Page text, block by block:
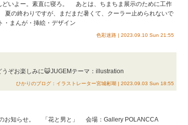
いよー。素直に寝ろ。 あとは、ちまちま展示のために工作
の終わりですが、まだまだ暑くて、クーラー止められないで
んが・挿絵・デザイン
色彩迷路 | 2023.09.10 Sun 21:55
ぞお楽しみに😺 ​ JUGEMテーマ：illustration
ひかりのブログ：イラストレーター宮城彬瑚 | 2023.09.03 Sun 18:55
知らせ。 「花と男と」 会場：Gallery POLANCCA